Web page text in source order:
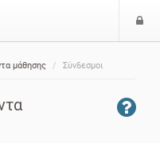
μάθησης Σύνδεσμοι